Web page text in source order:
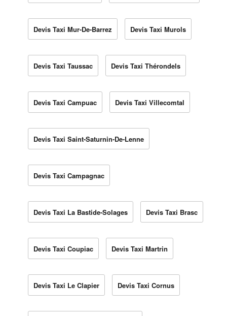
Devis Taxi Mur-De-Barrez Devis Taxi Murols
Devis Taxi Taussac Devis Taxi Thérondels
Devis Taxi Campuac Devis Taxi Villecomtal
Devis Taxi Saint-Saturnin-De-Lenne
Devis Taxi Campagnac
Devis Taxi La Bastide-Solages Devis Taxi Brasc
Devis Taxi Coupiac Devis Taxi Martrin
Devis Taxi Le Clapier Devis Taxi Cornus